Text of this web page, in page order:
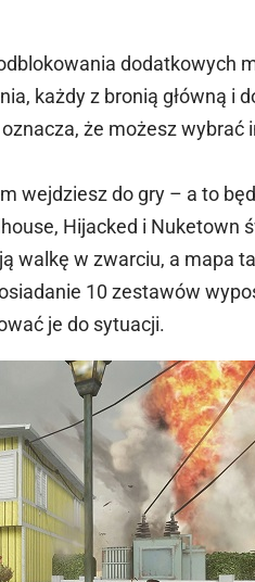
dodatkowych
każdy z bronią główną i
że możesz wybrać
wejdziesz do gry – a to
Hijacked i Nuketown
walkę w zwarciu, a mapa
10 zestawów
je do sytuacji.